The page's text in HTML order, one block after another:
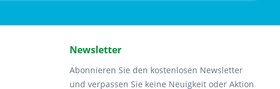
Newsletter
Abonnieren Sie den kostenlosen Newsletter
und verpassen Sie keine Neuigkeit oder Aktion